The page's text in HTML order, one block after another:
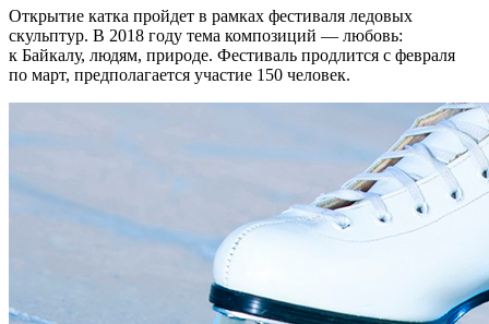
Открытие катка пройдет в рамках фестиваля ледовых
скульптур. В 2018 году тема композиций — любовь:
к Байкалу, людям, природе. Фестиваль продлится с февраля
по март, предполагается участие 150 человек.